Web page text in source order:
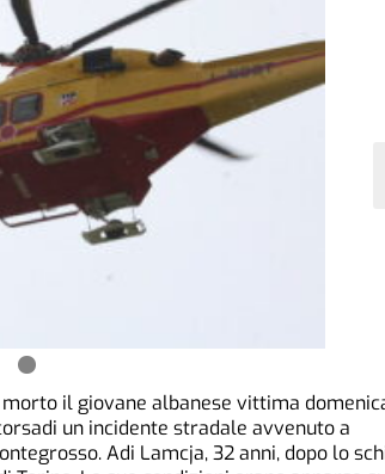
morto il giovane albanese vittima
un incidente stradale avvenuto a
Adi Lamcja, 32 anni, dopo lo